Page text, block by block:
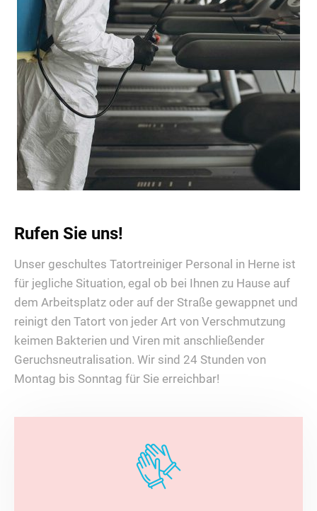
Rufen Sie uns!
Unser geschultes Tatortreiniger Personal in Herne ist
für jegliche Situation, egal ob bei Ihnen zu Hause auf
dem Arbeitsplatz oder auf der Straße gewappnet und
reinigt den Tatort von jeder Art von Verschmutzung
keimen Bakterien und Viren mit anschließender
Geruchsneutralisation. Wir sind 24 Stunden von
Montag bis Sonntag für Sie erreichbar!